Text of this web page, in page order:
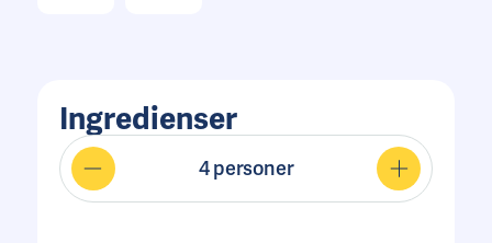
Ingredienser
4personer